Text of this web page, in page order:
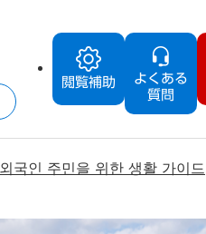
閲覧補助
よくある
質問
외국인 주민을 위한 생활 가이드